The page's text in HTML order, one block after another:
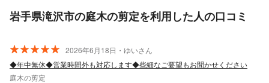
岩手県滝沢市の庭木の剪定を利用した人の口コミ
2026年6月18日・ゆいさん
◆年中無休◆営業時間外も対応します◆些細なご要望もお聞かせください
庭木の剪定